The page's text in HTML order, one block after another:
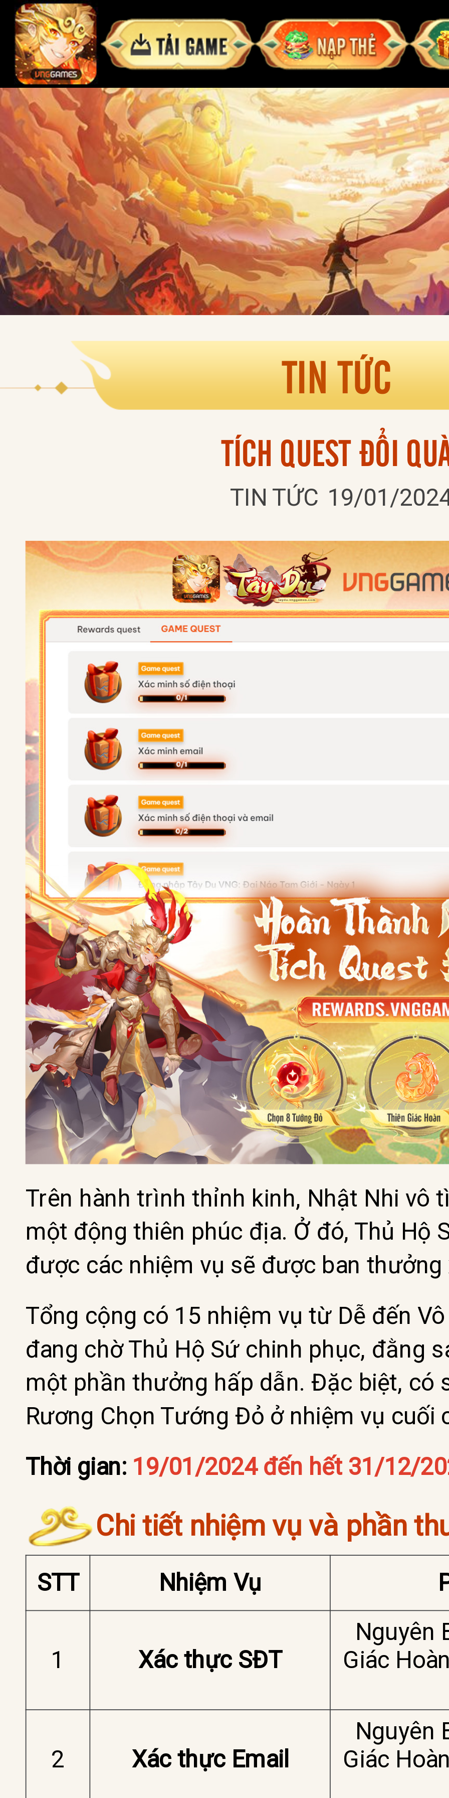
TIN TỨC
TÍCH QUEST ĐỔI
TIN TỨC 19/01/
Trên hành trình thỉnh kinh, Nhật Nhi vô
một động thiên phúc địa. Ở đó, Thủ Hộ
được các nhiệm vụ sẽ được ban thưởng
Tổng cộng có 15 nhiệm vụ từ Dễ đến
đang chờ Thủ Hộ Sứ chinh phục, đằng
một phần thưởng hấp dẫn. Đặc biệt, có
Rương Chọn Tướng Đỏ ở nhiệm vụ cuối
Thời gian: 19/01/2024 đến hết 31/12/
Chi tiết nhiệm vụ và phần
STT Nhiệm Vụ
1 Xác thực SĐT
Nguyên
Giác
2 Xác thực Email
Nguyên
Giác